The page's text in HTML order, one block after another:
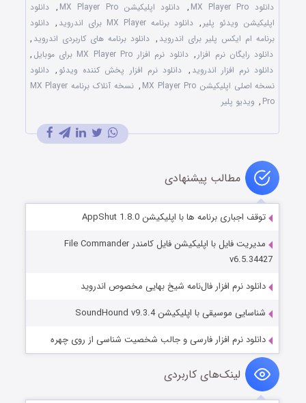
دانلود MX Player Pro , دانلود اپلیکیشن MX Player Pro , دانلود
اپلیکیشن ویدئو پلیر , دانلود برنامه MX Player برای اندروید , دانلود
برنامه ام ایکس پلیر برای اندروید , دانلود برنامه های کاربردی اندروید ,
دانلود رایگان نرم افزار , دانلود نرم افزار MX Player Pro برای موبایل
,
دانلود نرم افزار اندروید , دانلود نرم افزار پخش کننده ویدئو , دانلود
نسخه اصلی اپلیکیشن MX Player Pro
,
نسخه آنلاک برنامه MX Player
Pro
, ویدیو پلیر
مطالب پیشنهادی
توقف اجباری برنامه ها با اپلیکیشن AppShut 1.8.0
مدیریت فایل با اپلیکیشن فایل کامندر File Commander
v6.5.34427
دانلود نرم افزار فال‌نامه شیخ بهایی مخصوص اندروید
شناسایی موسیقی با اپلیکیشن SoundHound v9.3.4
دانلود نرم افزار فارسی و جالب شخصیت شناسی از روی چهره
لینک‌های کاربردی